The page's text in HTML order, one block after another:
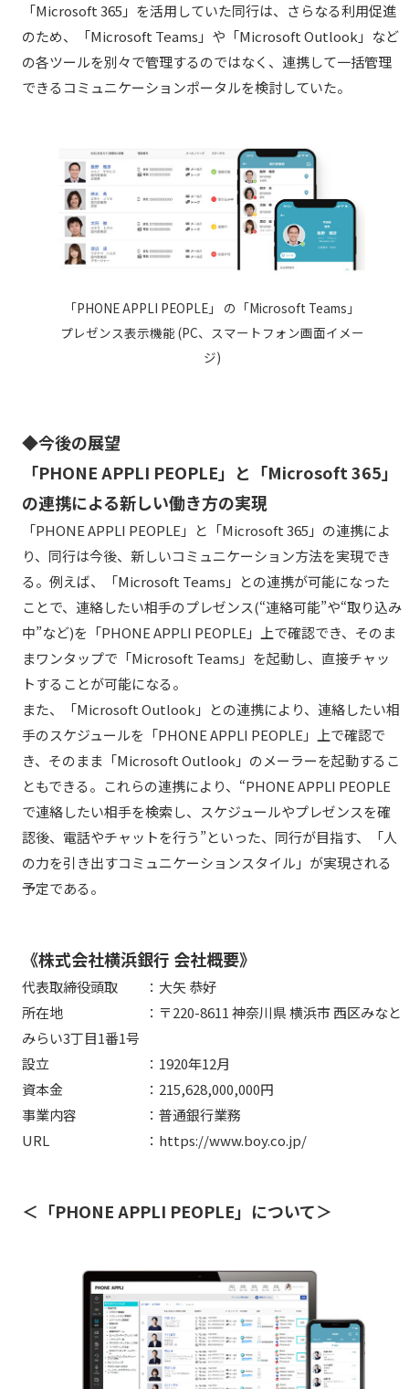
「Microsoft 365」を活用していた同行は、さらなる利用促進
のため、「Microsoft Teams」や「Microsoft Outlook」など
の各ツールを別々で管理するのではなく、連携して一括管理
できるコミュニケーションポータルを検討していた。
「PHONE APPLI PEOPLE」 の「Microsoft Teams」
プレゼンス表示機能 (PC、スマートフォン画面イメー
ジ)
◆今後の展望
「PHONE APPLI PEOPLE」と「Microsoft 365」
の連携による新しい働き方の実現
「PHONE APPLI PEOPLE」と「Microsoft 365」の連携によ
り、同行は今後、新しいコミュニケーション方法を実現でき
る。例えば、「Microsoft Teams」との連携が可能になった
ことで、連絡したい相手のプレゼンス(“連絡可能”や“取り込み
中”など)を「PHONE APPLI PEOPLE」上で確認でき、そのま
まワンタップで「Microsoft Teams」を起動し、直接チャッ
トすることが可能になる。
また、「Microsoft Outlook」との連携により、連絡したい相
手のスケジュールを「PHONE APPLI PEOPLE」上で確認で
き、そのまま「Microsoft Outlook」のメーラーを起動するこ
ともできる。これらの連携により、“PHONE APPLI PEOPLE
で連絡したい相手を検索し、スケジュールやプレゼンスを確
認後、電話やチャットを行う”といった、同行が目指す、「人
の力を引き出すコミュニケーションスタイル」が実現される
予定である。
《株式会社横浜銀行 会社概要》
代表取締役頭取 ：大矢 恭好
所在地 ：〒220-8611 神奈川県 横浜市 西区みなと
みらい3丁目1番1号
設立 ：1920年12月
資本金 ：215,628,000,000円
事業内容 ：普通銀行業務
URL ：https://www.boy.co.jp/
＜「PHONE APPLI PEOPLE」について＞